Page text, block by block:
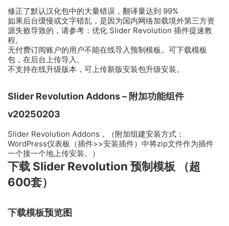
修正了默认汉化包中的大量错误，翻译量达到 99%
如果后台缓慢或文字错乱，是因为国内网络加载境外第三方资
源失败导致的，请参考：优化 Slider Revolution 插件提速教
程。
无付费订阅账户的用户不能在线导入预制模板。可下载模板
包，在后台上传导入。
不支持在线升级版本，可上传新版安装包升级安装。
Slider Revolution Addons – 附加功能组件
v20250203
Slider Revolution Addons，（附加组建安装方式：
WordPress仪表板（插件>>安装插件）中将zip文件作为插件
一个接一个地上传安装。）
下载 Slider Revolution 预制模板 （超
600套）
下载模板预览图